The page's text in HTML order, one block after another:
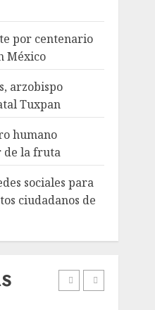
por centenario
México
arzobispo
Tuxpan
humano
de la fruta
sociales para
ciudadanos de
humano
gracias al
la fruta
7, 2026
revisión
sociales para
periodistas y
de
Canadá
7, 2026
de Wall Street
7, 2026